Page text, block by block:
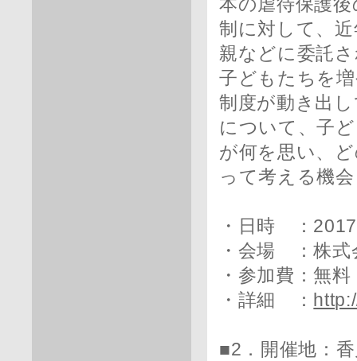
本の虐待保護後
制に対して、
親などに委託
子どもたちを
制度が動き出
について、子
が何を思い、
って考える機
・日時 ：
・会場 ：株
・参加費：無料
・詳細 ：
■2．開催地：